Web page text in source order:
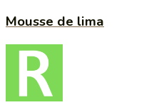
Mousse de lima